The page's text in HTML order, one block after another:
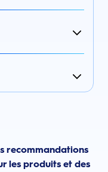
recommandations
les produits et des